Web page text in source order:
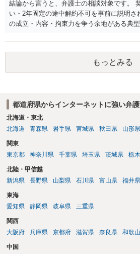
結論から言うと、弁護士の相談対象です。
い・2年固定の途中解約不可を事前に説明さ
の成立・内容・拘束力を争う余地がある典
みてはいかがでしょうか。 また同時並行で
であれば）書面で退所意思の明確化はして
もっとみる
都道府県からインターネットに強い弁
北海道・東北
北海道
青森県 岩手県 宮城県 秋田県 山形県
関東
東京都
神奈川県 千葉県 埼玉県 茨城県 栃
北陸・甲信越
新潟県
長野県 山梨県 石川県 富山県 福井県
東海
愛知県
静岡県 岐阜県 三重県
関西
大阪府
兵庫県 京都府 滋賀県 奈良県 和歌
中国